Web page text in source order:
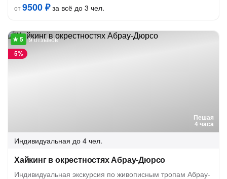
от9500 ₽за всё до 3 чел.
Пешая
4 часа
-5%
9 отзывов
Индивидуальная до 4 чел.
Хайкинг в окрестностях Абрау-Дюрсо
Индивидуальная экскурсия по живописным тропам Абрау-